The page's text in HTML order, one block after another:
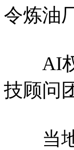
令炼油
AI权
技顾问
当地